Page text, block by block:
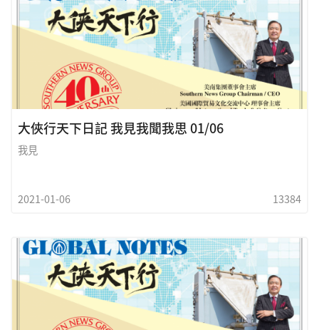
大俠行天下日記 我見我聞我思 01/06
我見
2021-01-06 13384